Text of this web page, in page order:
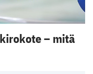
– mitä